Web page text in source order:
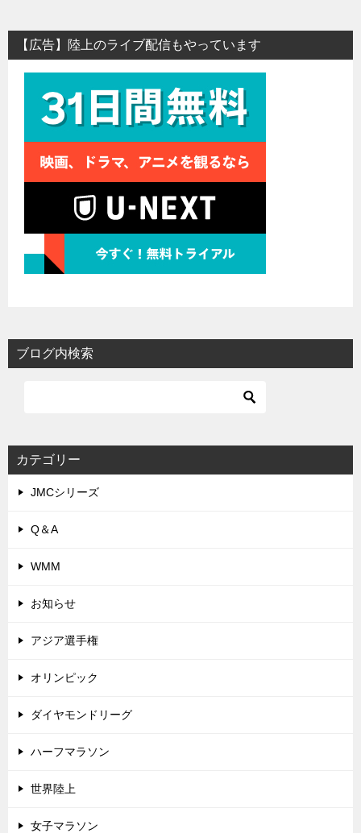
【広告】陸上のライブ配信もやっています
ブログ内検索
カテゴリー
JMCシリーズ
Q＆A
WMM
お知らせ
アジア選手権
オリンピック
ダイヤモンドリーグ
ハーフマラソン
世界陸上
女子マラソン